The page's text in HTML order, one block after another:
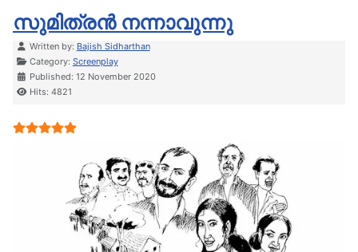
സുമിത്രൻ നന്നാവുന്നു
Details
Written by: Bajish Sidharthan
Category: Screenplay
Published: 12 November 2020
Hits: 4821
User Rating: